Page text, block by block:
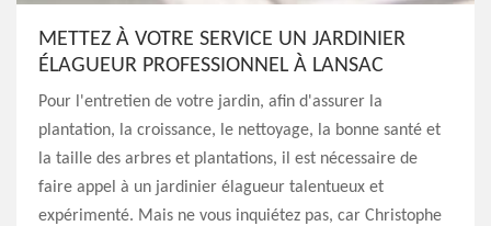
METTEZ À VOTRE SERVICE UN JARDINIER
ÉLAGUEUR PROFESSIONNEL À LANSAC
Pour l'entretien de votre jardin, afin d'assurer la
plantation, la croissance, le nettoyage, la bonne santé et
la taille des arbres et plantations, il est nécessaire de
faire appel à un jardinier élagueur talentueux et
expérimenté. Mais ne vous inquiétez pas, car Christophe